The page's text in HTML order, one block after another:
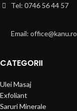
Tel: 0746 56 44 57
Email: office@kanu.ro
CATEGORII
Ulei Masaj
Exfoliant
Saruri Minerale